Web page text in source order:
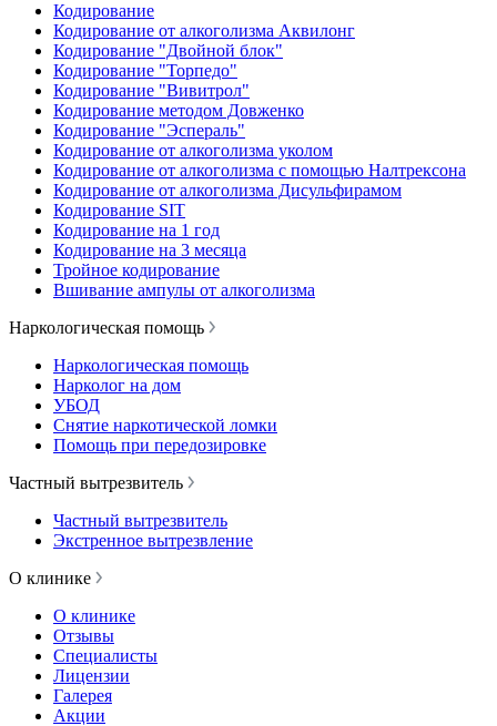
Кодирование
Кодирование от алкоголизма Аквилонг
Кодирование "Двойной блок"
Кодирование "Торпедо"
Кодирование "Вивитрол"
Кодирование методом Довженко
Кодирование "Эспераль"
Кодирование от алкоголизма уколом
Кодирование от алкоголизма с помощью Налтрексона
Кодирование от алкоголизма Дисульфирамом
Кодирование SIT
Кодирование на 1 год
Кодирование на 3 месяца
Тройное кодирование
Вшивание ампулы от алкоголизма
Наркологическая помощь
Наркологическая помощь
Нарколог на дом
УБОД
Снятие наркотической ломки
Помощь при передозировке
Частный вытрезвитель
Частный вытрезвитель
Экстренное вытрезвление
О клинике
О клинике
Отзывы
Специалисты
Лицензии
Галерея
Акции